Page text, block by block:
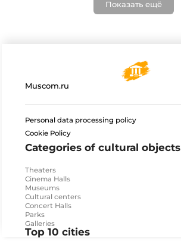
Показать ещё
Muscom.ru
Personal data processing policy
Cookie Policy
Categories of cultural objects
Theaters
Cinema Halls
Museums
Cultural centers
Concert Halls
Parks
Galleries
Top 10 cities